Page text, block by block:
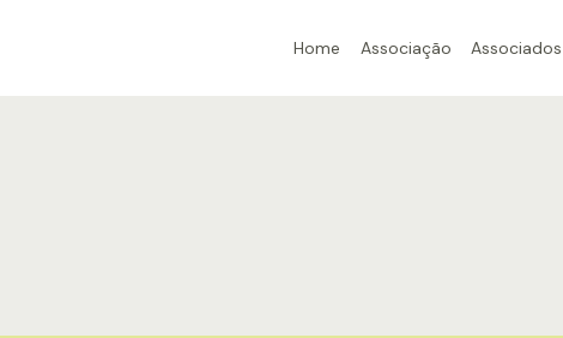
Home Associação Associados